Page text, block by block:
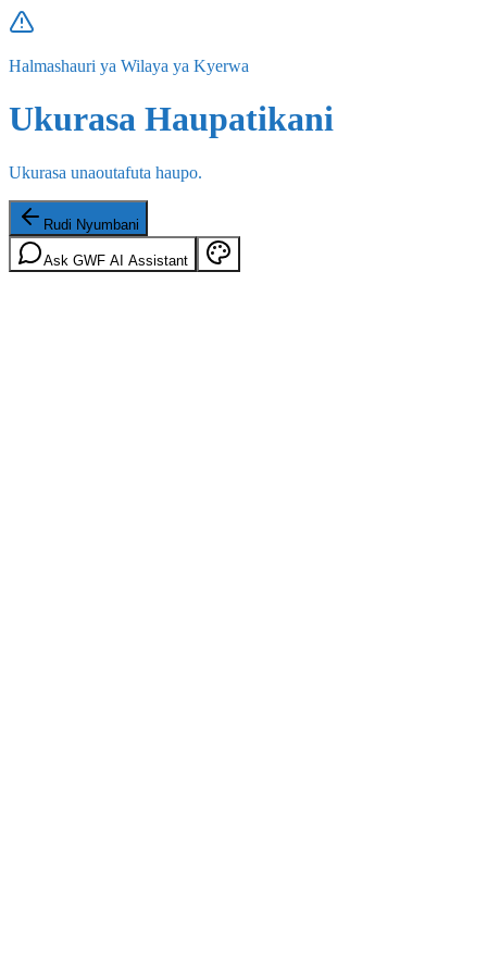
Halmashauri ya Wilaya ya Kyerwa
Ukurasa Haupatikani
Ukurasa unaoutafuta haupo.
Rudi Nyumbani
Ask GWF AI Assistant